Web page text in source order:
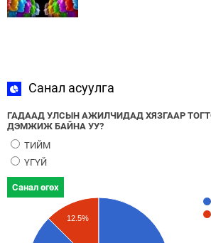
Санал асуулга
ГАДААД УЛСЫН АЖИЛЧИДАД ХЯЗГААР
ДЭМЖИЖ БАЙНА УУ?
ТИЙМ
ҮГҮЙ
Санал өгөх
12.5%